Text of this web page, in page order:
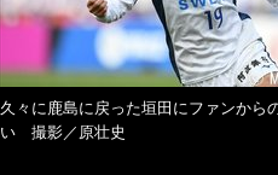
久々に鹿島に戻った垣田にファンから
い 撮影／原壮史